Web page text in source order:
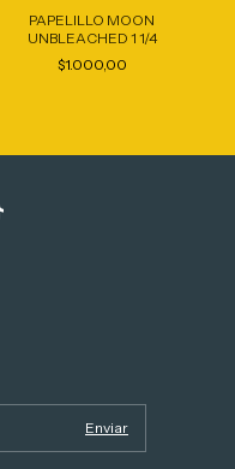
PAPELILLO MOON
UNBLEACHED 1 1/4
$1.000,00